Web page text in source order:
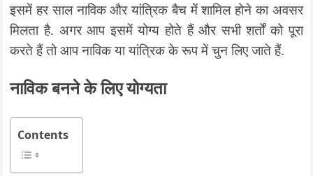
इसमें हर साल नाविक और यांत्रिक बैच में शामिल होने का अवसर
मिलता है. अगर आप इसमें योग्य होते हैं और सभी शर्तों को पूरा
करते हैं तो आप नाविक या यांत्रिक के रूप में चुन लिए जाते हैं.
नाविक बनने के लिए योग्यता
Contents